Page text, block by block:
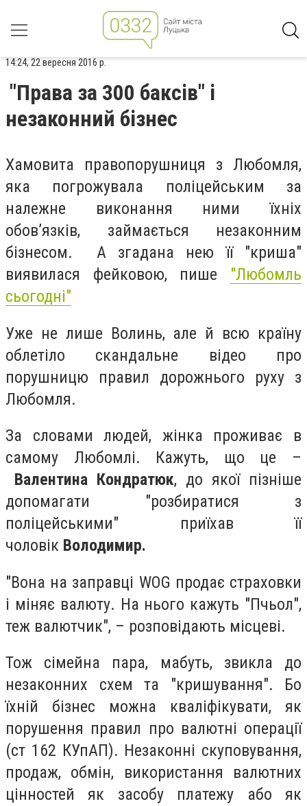
14:24, 22 вересня 2016 р.
"Права за 300 баксів" і
незаконний бізнес
Хамовита правопорушниця з Любомля,
яка погрожувала поліцейським за
належне виконання ними їхніх
обов’язків, займається незаконним
бізнесом. А згадана нею її "криша"
виявилася фейковою, пише "Любомль
сьогодні"
Уже не лише Волинь, але й всю країну
облетіло скандальне відео про
порушницю правил дорожнього руху з
Любомля.
За словами людей, жінка проживає в
самому Любомлі. Кажуть, що це –
Валентина Кондратюк, до якої пізніше
допомагати "розбиратися з
поліцейськими" приїхав її
чоловік Володимир.
"Вона на заправці WOG продає страховки
і міняє валюту. На нього кажуть "Пчьол",
теж валютчик", – розповідають місцеві.
Тож сімейна пара, мабуть, звикла до
незаконних схем та "кришування". Бо
їхній бізнес можна кваліфікувати, як
порушення правил про валютні операції
(ст 162 КУпАП). Незаконні скуповування,
продаж, обмін, використання валютних
цінностей як засобу платежу або як